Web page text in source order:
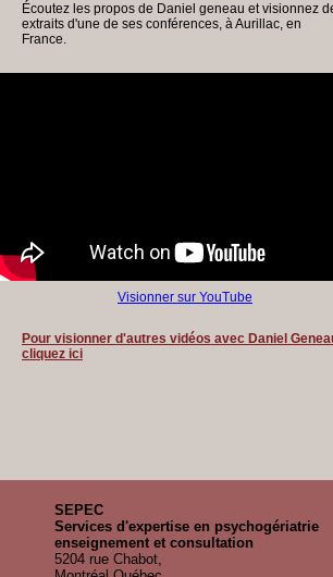
Écoutez les propos de Daniel geneau et visionnez
extraits d'une de ses conférences, à Aurillac, en
France.
Visionner sur YouTube
Pour visionner d'autres vidéos avec Daniel
cliquez ici
SEPEC
Services d'expertise en psychogériatrie
enseignement et consultation
5204 rue Chabot,